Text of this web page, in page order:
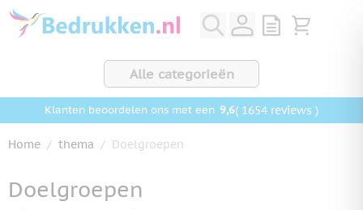
Ga naar de inhoud
View quote,
Bekijk
Alle categorieën
Klanten beoordelen ons met een 9,6( 1654 reviews )
Home / thema / Doelgroepen
Doelgroepen